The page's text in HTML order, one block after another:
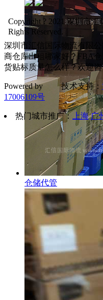
仓储代管
Copyright ? 2021 深圳市
Rights Reserved.
深圳市汇信国际物流有限
商仓库出租哪家好？FBA
货贴标质量怎么样？欢迎
Powered by 技术支持：
17006109号
热门城市推广： 上海 广